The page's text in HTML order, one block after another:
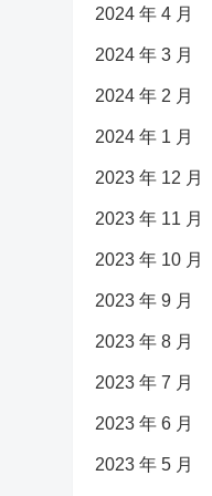
2024 年 4 月
2024 年 3 月
2024 年 2 月
2024 年 1 月
2023 年 12 月
2023 年 11 月
2023 年 10 月
2023 年 9 月
2023 年 8 月
2023 年 7 月
2023 年 6 月
2023 年 5 月